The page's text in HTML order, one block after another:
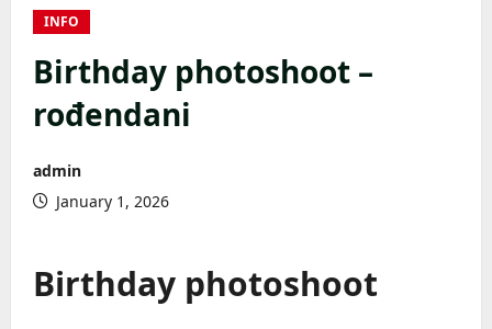
INFO
Birthday photoshoot –
rođendani
admin
January 1, 2026
Birthday photoshoot